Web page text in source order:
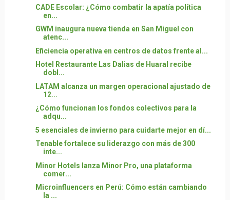
CADE Escolar: ¿Cómo combatir la apatía política
en...
GWM inaugura nueva tienda en San Miguel con
atenc...
Eficiencia operativa en centros de datos frente al...
Hotel Restaurante Las Dalias de Huaral recibe
dobl...
LATAM alcanza un margen operacional ajustado de
12...
¿Cómo funcionan los fondos colectivos para la
adqu...
5 esenciales de invierno para cuidarte mejor en dí...
Tenable fortalece su liderazgo con más de 300
inte...
Minor Hotels lanza Minor Pro, una plataforma
comer...
Microinfluencers en Perú: Cómo están cambiando
la ...